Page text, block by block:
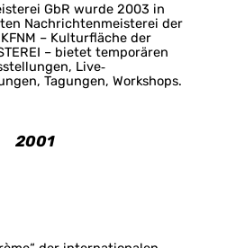
GbR wurde 2003 in
Nachrichtenmeisterei der
– Kulturfläche der
– bietet temporären
Live‐
Tagungen, Workshops.
2001